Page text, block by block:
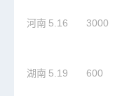
河南 5.16 3000
湖南 5.19 600